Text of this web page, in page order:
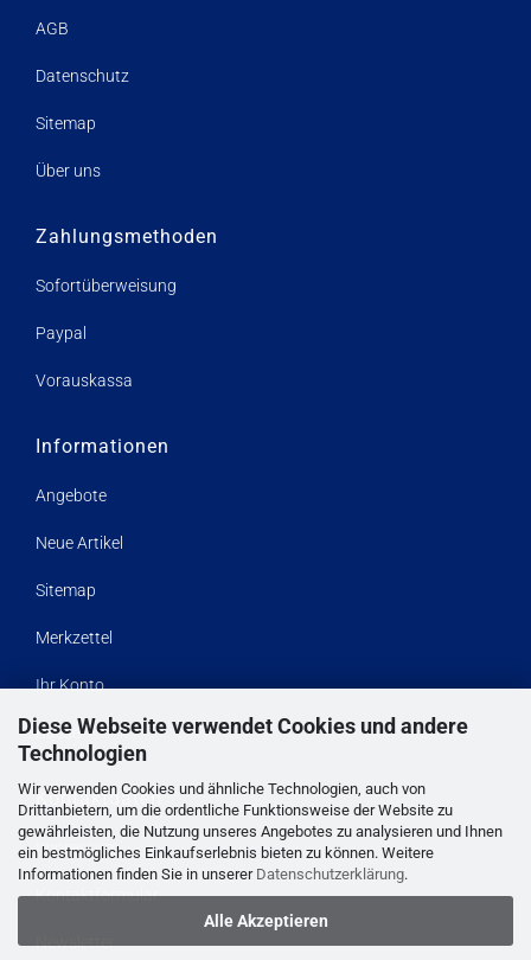
Diese Webseite verwendet Cookies und andere
Technologien
Wir verwenden Cookies und ähnliche Technologien, auch von
Drittanbietern, um die ordentliche Funktionsweise der Website zu
gewährleisten, die Nutzung unseres Angebotes zu analysieren und Ihnen
ein bestmögliches Einkaufserlebnis bieten zu können. Weitere
Informationen finden Sie in unserer Datenschutzerklärung.
Alle Akzeptieren
AGB
Datenschutz
Sitemap
Über uns
Zahlungsmethoden
Sofortüberweisung
Paypal
Vorauskassa
Informationen
Angebote
Neue Artikel
Sitemap
Merkzettel
Ihr Konto
Kasse
Kontaktdaten
Impressum
Kontaktformular
Newsletter